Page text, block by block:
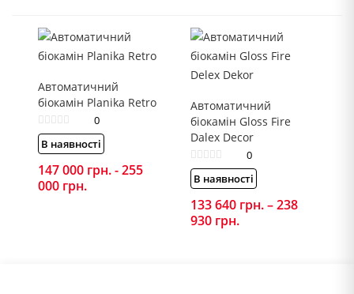
Автоматичний
біокамін Planika Retro
0
В наявності
147 000 грн.-255
000 грн.
Автоматичний
біокамін Gloss Fire
Dalex Decor
0
В наявності
133 640 грн.–238
930 грн.